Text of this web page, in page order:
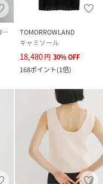
CRAFT STANDARD BOUTIQUE
TOMORROWLAND
キャミソール
18,480円 30%OFF
168ポイント(1倍)